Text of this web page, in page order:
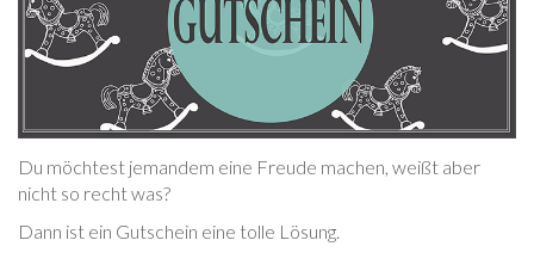
Du möchtest jemandem eine Freude machen, weißt aber
nicht so recht was?
Dann ist ein Gutschein eine tolle Lösung.